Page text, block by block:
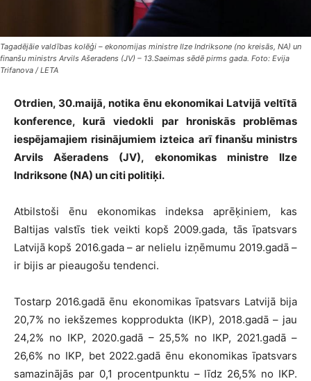
Tagadējāie valdības kolēģi – ekonomijas ministre Ilze Indriksone (no kreisās, NA) un
finanšu ministrs Arvils Ašeradens (JV) – 13.Saeimas sēdē pirms gada. Foto: Evija
Trifanova / LETA
Otrdien, 30.maijā, notika ēnu ekonomikai Latvijā veltītā
konference, kurā viedokli par hroniskās problēmas
iespējamajiem risinājumiem izteica arī finanšu ministrs
Arvils Ašeradens (JV), ekonomikas ministre Ilze
Indriksone (NA) un citi politiķi.
Atbilstoši ēnu ekonomikas indeksa aprēķiniem, kas
Baltijas valstīs tiek veikti kopš 2009.gada, tās īpatsvars
Latvijā kopš 2016.gada – ar nelielu izņēmumu 2019.gadā –
ir bijis ar pieaugošu tendenci.
Tostarp 2016.gadā ēnu ekonomikas īpatsvars Latvijā bija
20,7% no iekšzemes kopprodukta (IKP), 2018.gadā – jau
24,2% no IKP, 2020.gadā – 25,5% no IKP, 2021.gadā –
26,6% no IKP, bet 2022.gadā ēnu ekonomikas īpatsvars
samazinājās par 0,1 procentpunktu – līdz 26,5% no IKP.